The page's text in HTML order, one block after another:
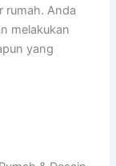
rumah. Anda
melakukan
yang